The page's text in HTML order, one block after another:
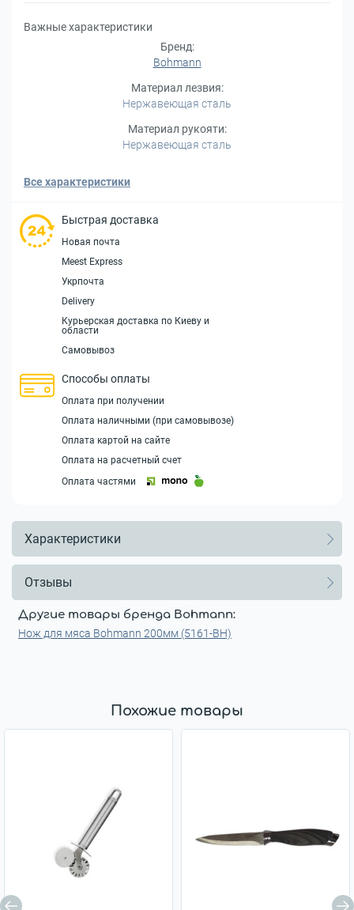
Важные характеристики
Бренд:
Bohmann
Материал лезвия:
Нержавеющая сталь
Материал рукояти:
Нержавеющая сталь
Все характеристики
Быстрая доставка
Новая почта
Meest Express
Укрпочта
Delivery
Курьерская доставка по Киеву и
области
Самовывоз
Способы оплаты
Оплата при получении
Оплата наличными (при самовывозе)
Оплата картой на сайте
Оплата на расчетный счет
Оплата частями
Характеристики
Отзывы
Другие товары бренда Bohmann:
Нож для мяса Bohmann 200мм (5161-BH)
Похожие товары